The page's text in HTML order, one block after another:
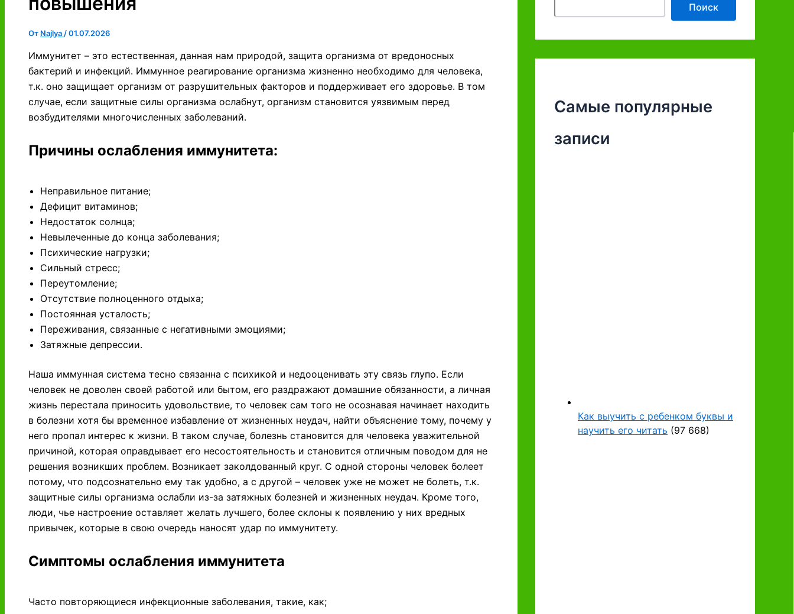
От Najlya /01.07.2026
Иммунитет – это естественная, данная нам природой, защита организма от вредоносных
бактерий и инфекций. Иммунное реагирование организма жизненно необходимо для человека,
т.к. оно защищает организм от разрушительных факторов и поддерживает его здоровье. В том
случае, если защитные силы организма ослабнут, организм становится уязвимым перед
возбудителями многочисленных заболеваний.
Причины ослабления иммунитета:
Неправильное питание;
Дефицит витаминов;
Недостаток солнца;
Невылеченные до конца заболевания;
Психические нагрузки;
Сильный стресс;
Переутомление;
Отсутствие полноценного отдыха;
Постоянная усталость;
Переживания, связанные с негативными эмоциями;
Затяжные депрессии.
Наша иммунная система тесно связанна с психикой и недооценивать эту связь глупо. Если
человек не доволен своей работой или бытом, его раздражают домашние обязанности, а личная
жизнь перестала приносить удовольствие, то человек сам того не осознавая начинает находить
в болезни хотя бы временное избавление от жизненных неудач, найти объяснение тому, почему у
него пропал интерес к жизни. В таком случае, болезнь становится для человека уважительной
причиной, которая оправдывает его несостоятельность и становится отличным поводом для не
решения возникших проблем. Возникает заколдованный круг. С одной стороны человек болеет
потому, что подсознательно ему так удобно, а с другой – человек уже не может не болеть, т.к.
защитные силы организма ослабли из-за затяжных болезней и жизненных неудач. Кроме того,
люди, чье настроение оставляет желать лучшего, более склоны к появлению у них вредных
привычек, которые в свою очередь наносят удар по иммунитету.
Симптомы ослабления иммунитета
Часто повторяющиеся инфекционные заболевания, такие, как;
Поиск
Самые популярные
записи
Как выучить с ребенком буквы и
научить его читать (97 668)